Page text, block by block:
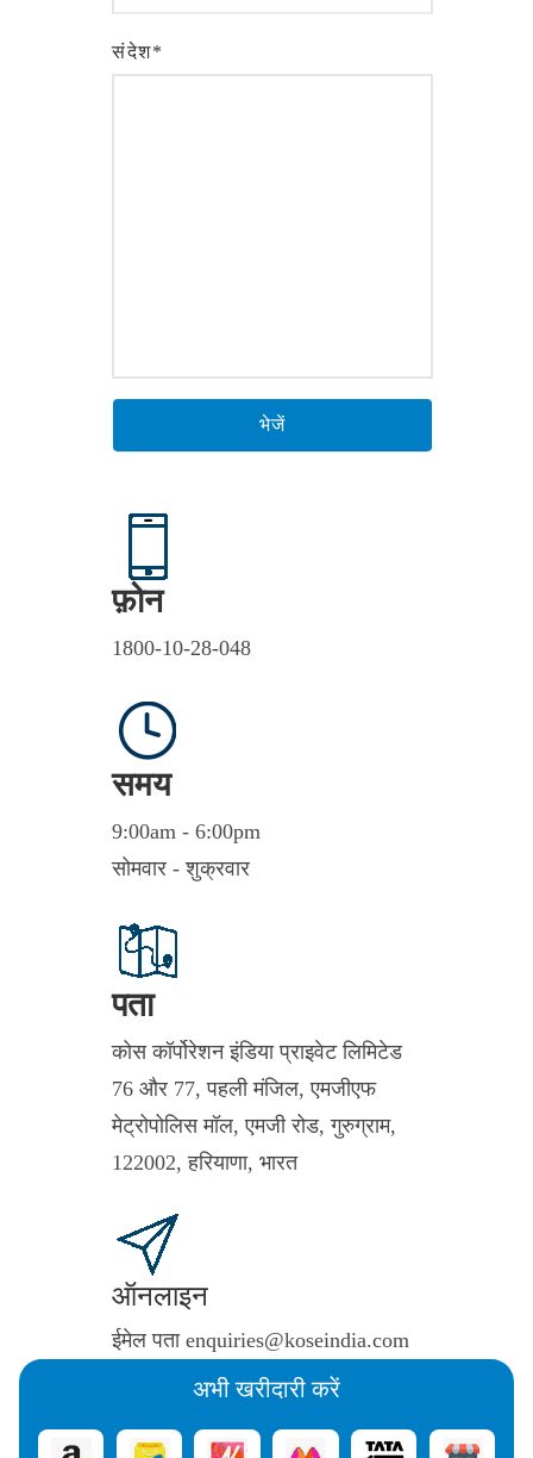
संदेश*
फ़ोन
1800-10-28-048
समय
9:00am - 6:00pm
सोमवार - शुक्रवार
पता
कोस कॉर्पोरेशन इंडिया प्राइवेट लिमिटेड
76 और 77, पहली मंजिल, एमजीएफ
मेट्रोपोलिस मॉल, एमजी रोड, गुरुग्राम,
122002, हरियाणा, भारत
ऑनलाइन
ईमेल पता enquiries@koseindia.com
अभी खरीदारी करें